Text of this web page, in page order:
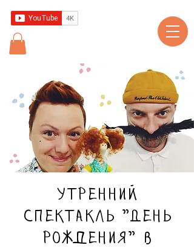
Утренний
спектакль "День
рождения" в